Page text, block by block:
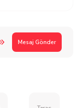
Mesaj Gönder